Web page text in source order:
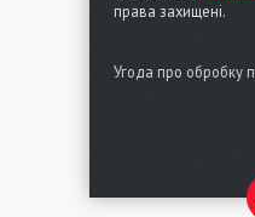
права захищені.
Угода про обробку